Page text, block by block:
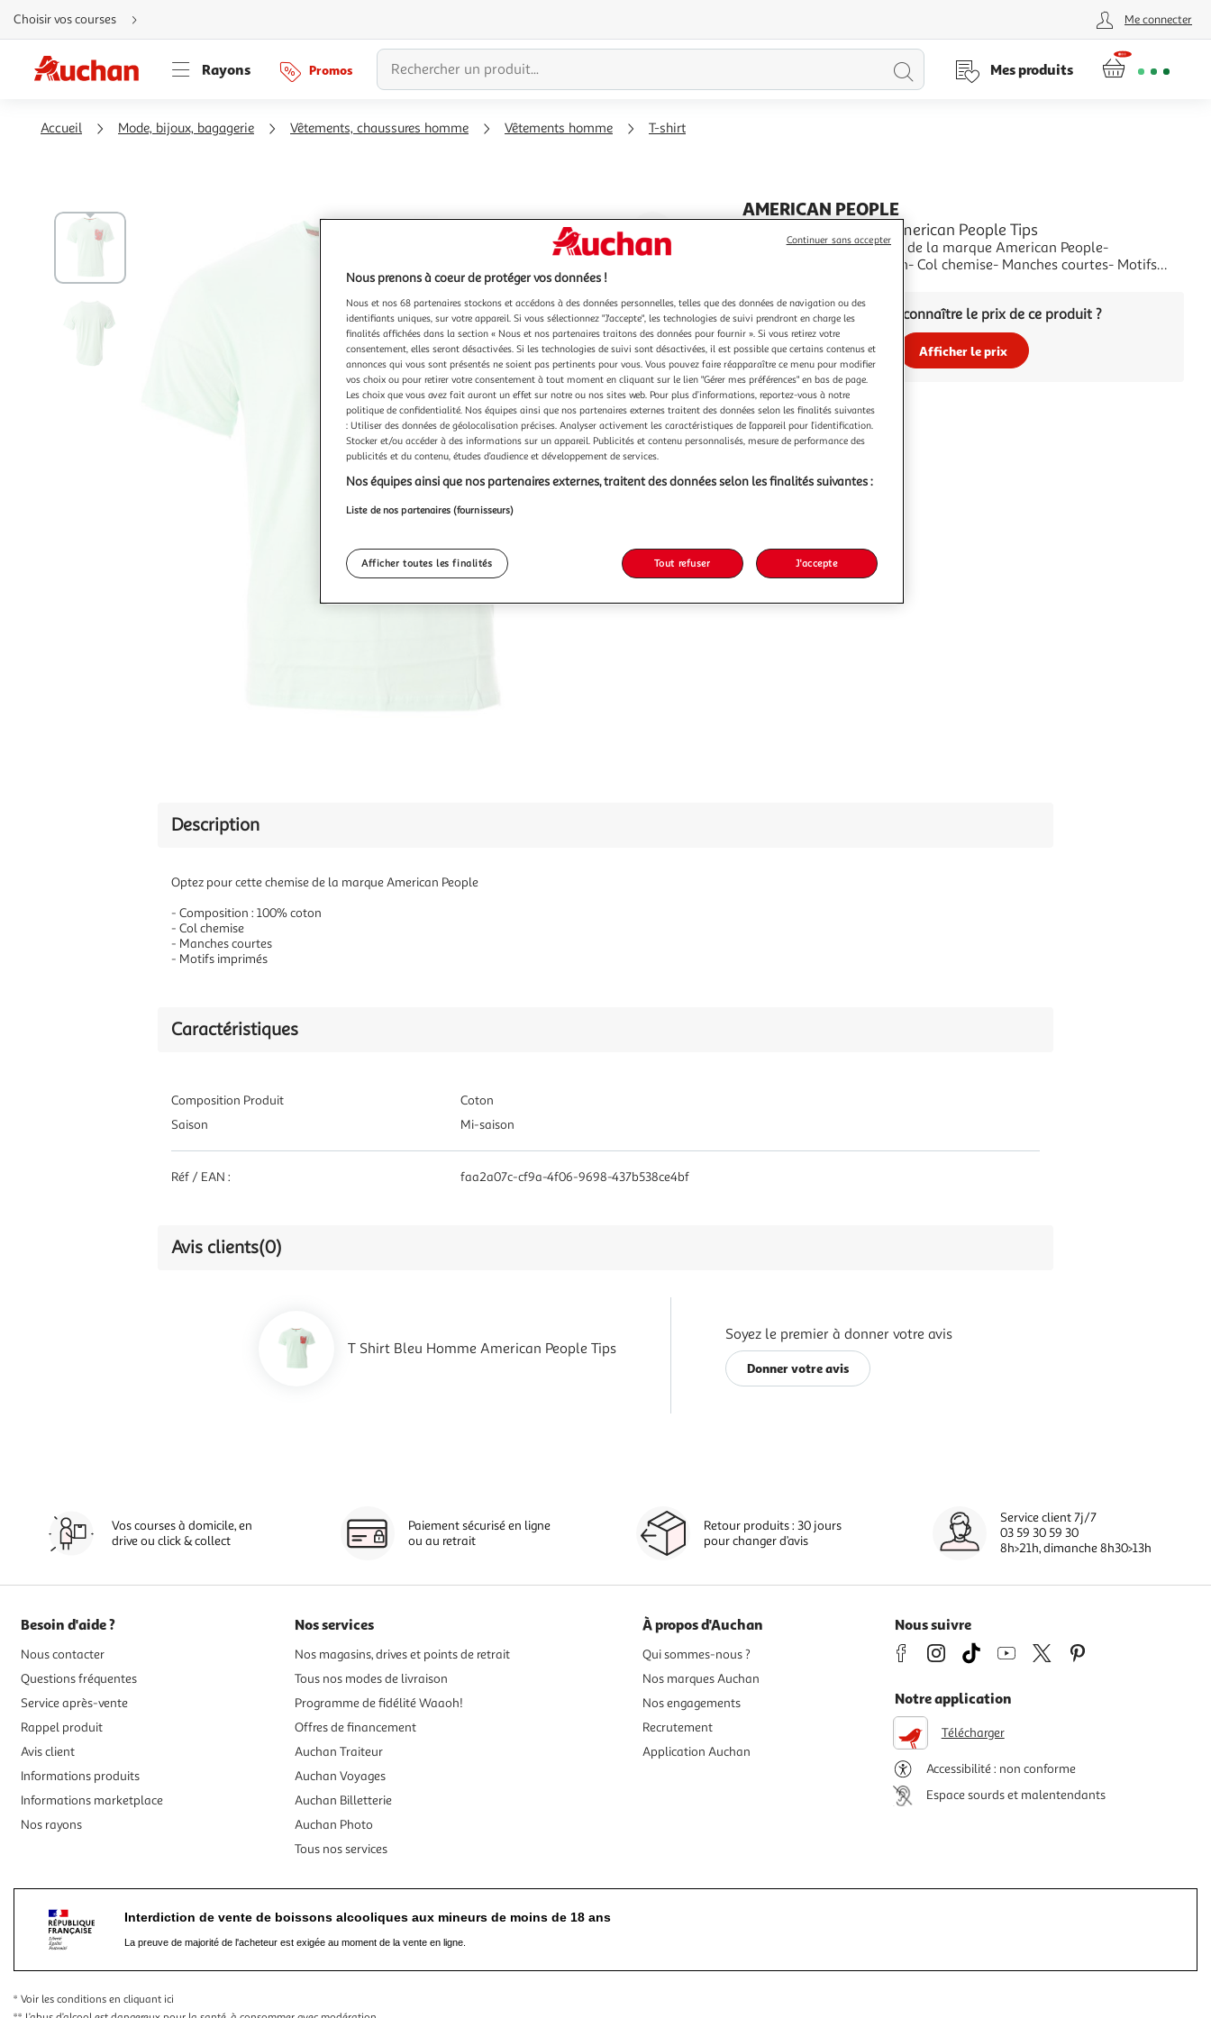
Aller
directement
au
Aller
directement
à
Aller
directement
Choisir vos courses Me connecter
Rayons Promos
Lancer
Mes produits
Accueil Mode, bijoux, bagagerie Vêtements, chaussures homme Vêtements homme T-shirt
Agrandir
l'illustration
200%
l'illustration
à
100
%
Partager
le
produit
AMERICAN PEOPLE
T Shirt Bleu Homme American People Tips
Optez pour cette chemise de la marque American People-
Composition : 100% coton- Col chemise- Manches courtes- Motifs
Vous voulez connaître le prix de ce produit ?
Afficher le prix
Description
Optez pour cette chemise de la marque American People
- Composition : 100% coton
- Col chemise
- Manches courtes
- Motifs imprimés
Caractéristiques
Composition Produit
Coton
Saison
Mi-saison
Réf / EAN : faa2a07c-cf9a-4f06-9698-437b538ce4bf
Avis clients(0)
T Shirt Bleu Homme American People Tips
Soyez le premier à donner votre avis
Donner votre avis
Vos courses à domicile, en
drive ou click & collect
Paiement sécurisé en ligne
ou au retrait
Retour produits : 30 jours
pour changer d’avis
Service client 7j/7
03 59 30 59 30
8h>21h, dimanche 8h30>13h
Besoin d'aide ?
Nous contacter
Questions fréquentes
Service après-vente
Rappel produit
Avis client
Informations produits
Informations marketplace
Nos rayons
Nos services
Nos magasins, drives et points de retrait
Tous nos modes de livraison
Programme de fidélité Waaoh!
Offres de financement
Auchan Traiteur
Auchan Voyages
Auchan Billetterie
Auchan Photo
Tous nos services
À propos d'Auchan
Qui sommes-nous ?
Nos marques Auchan
Nos engagements
Recrutement
Application Auchan
Nous suivre
Notre application
Télécharger
Accessibilité : non conforme
Espace sourds et malentendants
Interdiction de vente de boissons alcooliques aux mineurs de moins de 18 ans
La preuve de majorité de l'acheteur est exigée au moment de la vente en ligne.
* Voir les conditions en cliquant ici
Nous prenons à coeur de protéger vos données !
Nous et nos 68 partenaires stockons et accédons à des données personnelles, telles que des données de navigation ou des
identifiants uniques, sur votre appareil. Si vous sélectionnez "J'accepte", les technologies de suivi prendront en charge les
finalités affichées dans la section « Nous et nos partenaires traitons des données pour fournir ». Si vous retirez votre
consentement, elles seront désactivées. Si les technologies de suivi sont désactivées, il est possible que certains contenus et
annonces qui vous sont présentés ne soient pas pertinents pour vous. Vous pouvez faire réapparaître ce menu pour modifier
vos choix ou pour retirer votre consentement à tout moment en cliquant sur le lien "Gérer mes préférences" en bas de page.
Les choix que vous avez fait auront un effet sur notre ou nos sites web. Pour plus d’informations, reportez-vous à notre
politique de confidentialité. Nos équipes ainsi que nos partenaires externes traitent des données selon les finalités suivantes
: Utiliser des données de géolocalisation précises. Analyser activement les caractéristiques de l’appareil pour l’identification.
Stocker et/ou accéder à des informations sur un appareil. Publicités et contenu personnalisés, mesure de performance des
publicités et du contenu, études d’audience et développement de services.
Nos équipes ainsi que nos partenaires externes, traitent des données selon les finalités suivantes :
Liste de nos partenaires (fournisseurs)
Afficher toutes les finalités Tout refuser J'accepte
Continuer sans accepter